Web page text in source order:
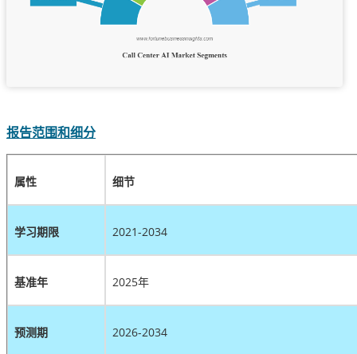
报告范围和细分
属性 细节
学习期限 2021-2034
基准年 2025年
预测期 2026-2034